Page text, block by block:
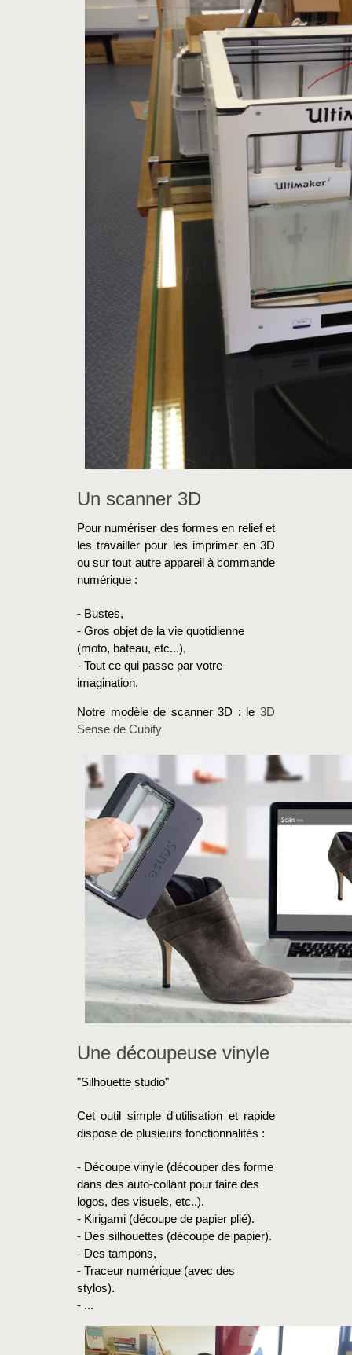
Un scanner 3D
Pour numériser des formes en relief et
les travailler pour les imprimer en 3D
ou sur tout autre appareil à commande
numérique :
- Bustes,
- Gros objet de la vie quotidienne
(moto, bateau, etc...),
- Tout ce qui passe par votre
imagination.
Notre modèle de scanner 3D : le 3D
Sense de Cubify
Une découpeuse vinyle
"Silhouette studio"
Cet outil simple d'utilisation et rapide
dispose de plusieurs fonctionnalités :
- Découpe vinyle (découper des forme
dans des auto-collant pour faire des
logos, des visuels, etc..).
- Kirigami (découpe de papier plié).
- Des silhouettes (découpe de papier).
- Des tampons,
- Traceur numérique (avec des
stylos).
- ...